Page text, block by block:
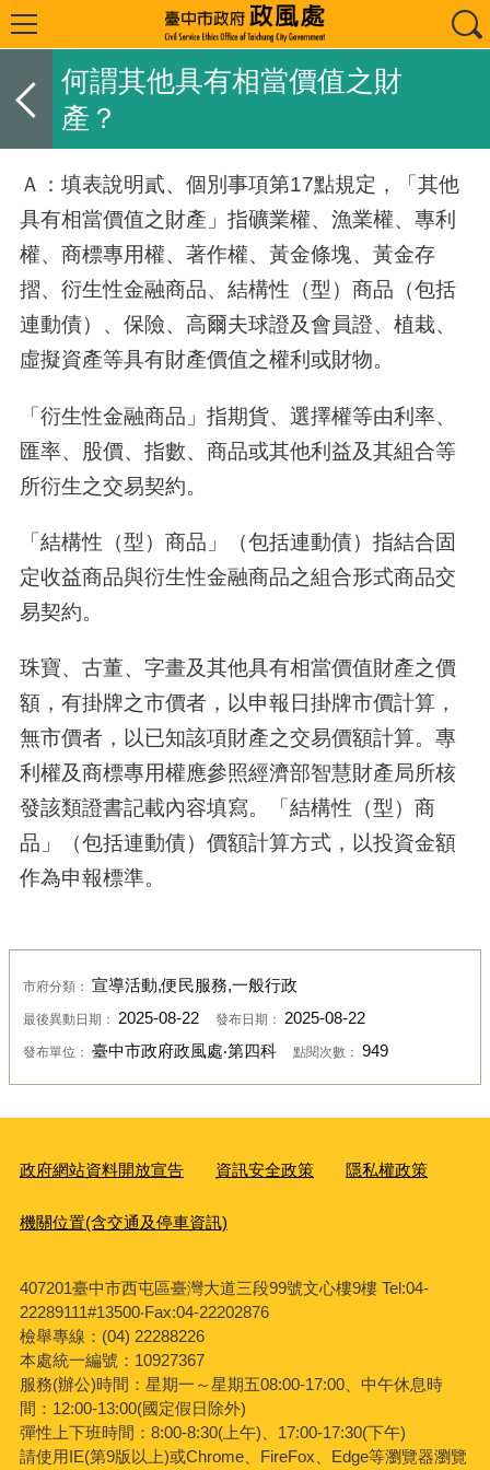
何謂其他具有相當價值之財
產？
Ａ：填表說明貳、個別事項第17點規定，「其他
具有相當價值之財產」指礦業權、漁業權、專利
權、商標專用權、著作權、黃金條塊、黃金存
摺、衍生性金融商品、結構性（型）商品（包括
連動債）、保險、高爾夫球證及會員證、植栽、
虛擬資產等具有財產價值之權利或財物。
「衍生性金融商品」指期貨、選擇權等由利率、
匯率、股價、指數、商品或其他利益及其組合等
所衍生之交易契約。
「結構性（型）商品」（包括連動債）指結合固
定收益商品與衍生性金融商品之組合形式商品交
易契約。
珠寶、古董、字畫及其他具有相當價值財產之價
額，有掛牌之市價者，以申報日掛牌市價計算，
無市價者，以已知該項財產之交易價額計算。專
利權及商標專用權應參照經濟部智慧財產局所核
發該類證書記載內容填寫。「結構性（型）商
品」（包括連動債）價額計算方式，以投資金額
作為申報標準。
市府分類： 宣導活動,便民服務,一般行政
最後異動日期： 2025-08-22 發布日期： 2025-08-22
發布單位： 臺中市政府政風處‧第四科 點閱次數： 949
政府網站資料開放宣告 資訊安全政策 隱私權政策
機關位置(含交通及停車資訊)
407201臺中市西屯區臺灣大道三段99號文心樓9樓 Tel:04-
22289111#13500‧Fax:04-22202876
檢舉專線：(04) 22288226
本處統一編號：10927367
服務(辦公)時間：星期一～星期五08:00-17:00、中午休息時
間：12:00-13:00(國定假日除外)
彈性上下班時間：8:00-8:30(上午)、17:00-17:30(下午)
請使用IE(第9版以上)或Chrome、FireFox、Edge等瀏覽器瀏覽